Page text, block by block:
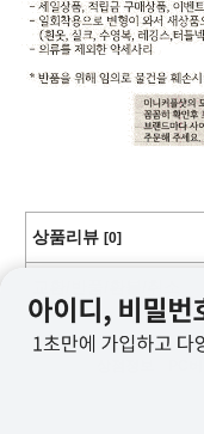
상품리뷰 [0]